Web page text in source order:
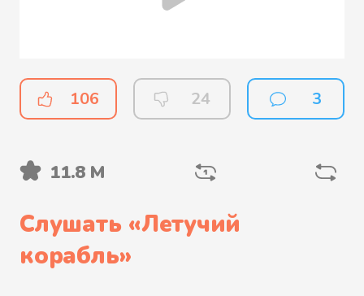
106 24 3
11.8 М
Слушать «Летучий
корабль»